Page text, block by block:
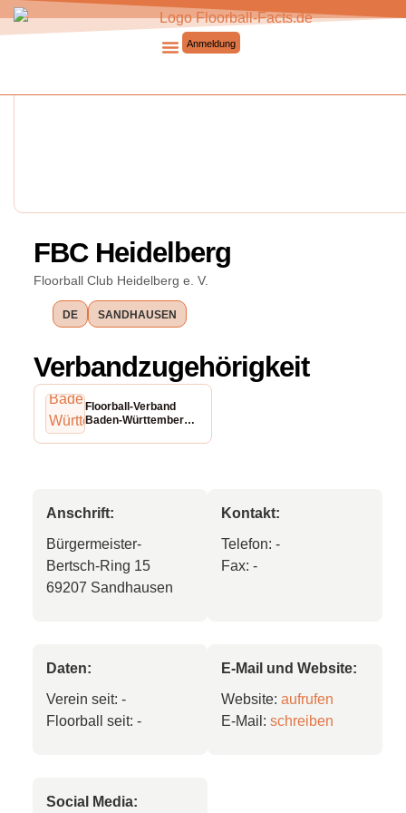
Anmeldung
FBC Heidelberg
Floorball Club Heidelberg e. V.
DE SANDHAUSEN
Verbandzugehörigkeit
Floorball-Verband
Baden-Württemberg
Anschrift:
Bürgermeister-
Bertsch-Ring 15
69207 Sandhausen
Kontakt:
Telefon: -
Fax: -
Daten:
Verein seit: -
Floorball seit: -
E-Mail und Website:
Website: aufrufen
E-Mail: schreiben
Social Media: